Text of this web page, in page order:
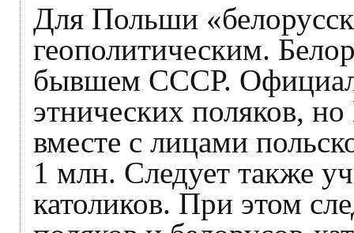
Для Польши
геополитическим.
бывшем СССР.
этнических поляков,
вместе с лицами
1 млн. Следует также
католиков. При этом